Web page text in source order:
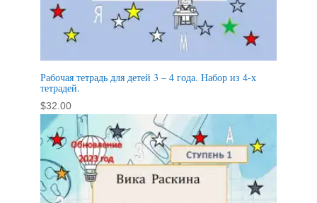
Рабочая тетрадь для детей 3 – 4 года. Набор из 4-х
тетрадей.
$32.00